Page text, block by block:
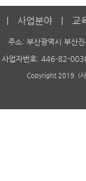
사업분야 교
주소: 부산광역시 부산
사업자번호: 446-82-
Copyright 2019. (사